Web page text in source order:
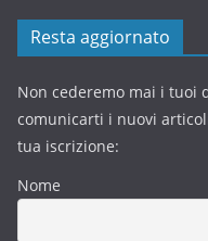
Resta aggiornato
Non cederemo mai i tuoi
comunicarti i nuovi
tua iscrizione:
Nome